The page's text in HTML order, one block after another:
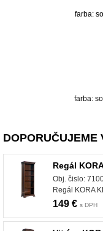
farba:
farba:
DOPORUČUJEME
Regál
Obj. čislo:
Regál KORA
149 € s DPH